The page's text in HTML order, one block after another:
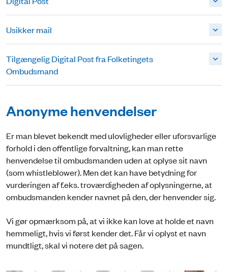
Usikker mail
Tilgængelig Digital Post fra Folketingets
Ombudsmand
Anonyme henvendelser
Er man blevet bekendt med ulovligheder eller uforsvarlige
forhold i den offentlige forvaltning, kan man rette
henvendelse til ombudsmanden uden at oplyse sit navn
(som whistleblower). Men det kan have betydning for
vurderingen af f.eks. troværdigheden af oplysningerne, at
ombudsmanden kender navnet på den, der henvender sig.
Vi gør opmærksom på, at vi ikke kan love at holde et navn
hemmeligt, hvis vi først kender det. Får vi oplyst et navn
mundtligt, skal vi notere det på sagen.